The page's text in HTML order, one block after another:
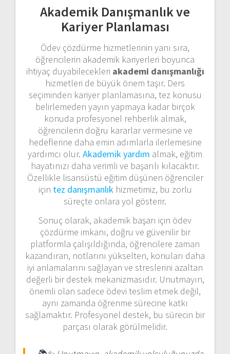
Akademik Danışmanlık ve
Kariyer Planlaması
Ödev çözdürme hizmetlerinin yanı sıra,
öğrencilerin akademik kariyerleri boyunca
ihtiyaç duyabilecekleri akademi danışmanlığı
hizmetleri de büyük önem taşır. Ders
seçiminden kariyer planlamasına, tez konusu
belirlemeden yayın yapmaya kadar birçok
konuda profesyonel rehberlik almak,
öğrencilerin doğru kararlar vermesine ve
hedeflerine daha emin adımlarla ilerlemesine
yardımcı olur. Akademik yardım almak, eğitim
hayatınızı daha verimli ve başarılı kılacaktır.
Özellikle lisansüstü eğitim düşünen öğrenciler
için tez danışmanlıkhizmetimiz, bu zorlu
süreçte onlara yol gösterir.
Sonuç olarak, akademik başarı için ödev
çözdürme imkanı, doğru ve güvenilir bir
platformla çalışıldığında, öğrencilere zaman
kazandıran, notlarını yükselten, konuları daha
iyi anlamalarını sağlayan ve streslerini azaltan
değerli bir destek mekanizmasıdır. Unutmayın,
önemli olan sadece ödevi teslim etmek değil,
aynı zamanda öğrenme sürecine katkı
sağlamaktır. Profesyonel destek, bu sürecin bir
parçası olarak görülmelidir.